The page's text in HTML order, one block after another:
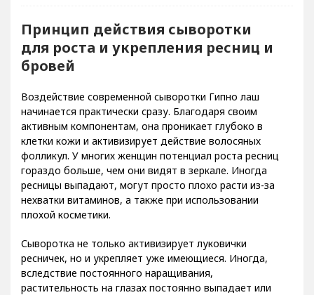
Принцип действия сыворотки
для роста и укрепления ресниц и
бровей
Воздействие современной сыворотки Гипно лаш
начинается практически сразу. Благодаря своим
активным компонентам, она проникает глубоко в
клетки кожи и активизирует действие волосяных
фолликул. У многих женщин потенциал роста ресниц
гораздо больше, чем они видят в зеркале. Иногда
ресницы выпадают, могут просто плохо расти из-за
нехватки витаминов, а также при использовании
плохой косметики.
Сыворотка не только активизирует луковички
ресничек, но и укрепляет уже имеющиеся. Иногда,
вследствие постоянного наращивания,
растительность на глазах постоянно выпадает или